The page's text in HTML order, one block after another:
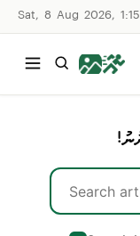
Sat, 8 Aug 2026,